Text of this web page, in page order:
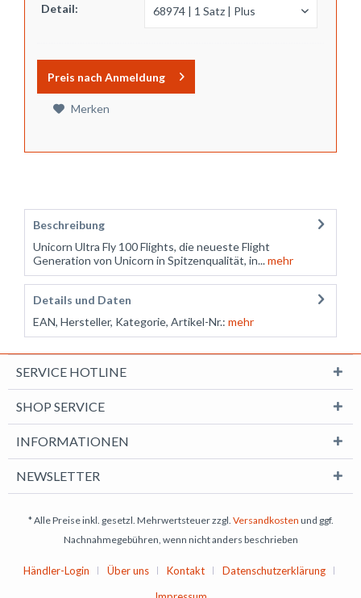
Detail:
Preis nach Anmeldung
Merken
Beschreibung
Unicorn Ultra Fly 100 Flights, die neueste Flight
Generation von Unicorn in Spitzenqualität, in...mehr
Details und Daten
EAN, Hersteller, Kategorie, Artikel-Nr.: mehr
SERVICE HOTLINE
SHOP SERVICE
INFORMATIONEN
NEWSLETTER
* Alle Preise inkl. gesetzl. Mehrwertsteuer zzgl. Versandkosten und ggf.
Nachnahmegebühren, wenn nicht anders beschrieben
Händler-Login Über uns Kontakt
Datenschutzerklärung